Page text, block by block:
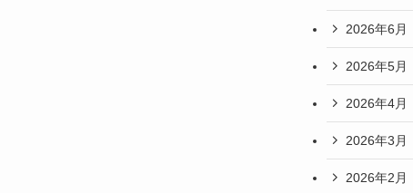
2026年6月
2026年5月
2026年4月
2026年3月
2026年2月